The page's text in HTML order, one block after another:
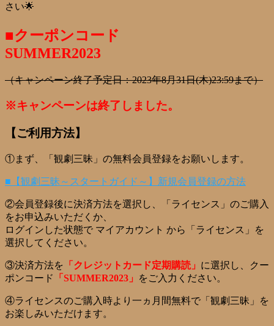
さい🌟
■クーポンコード
SUMMER2023
（キャンペーン終了予定日：2023年8月31日(木)23:59まで）
※キャンペーンは終了しました。
【ご利用方法】
①まず、「観劇三昧」の無料会員登録をお願いします。
■【観劇三昧～スタートガイド～】新規会員登録の方法
②会員登録後に決済方法を選択し、「ライセンス」のご購入
をお申込みいただくか、
ログインした状態で マイアカウント から「ライセンス」を
選択してください。
③決済方法を 「クレジットカード定期購読」 に選択し
、クー
ポンコード
「SUMMER2023」 をご入力ください。
④ライセンスのご購入時より一ヵ月間無料で「観劇三昧」を
お楽しみいただけます。